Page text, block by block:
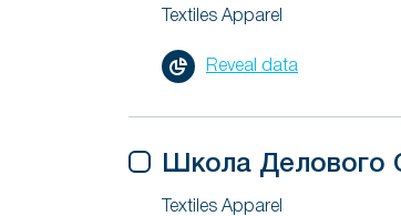
Textiles Apparel
Reveal data
Школа Делового
Textiles Apparel